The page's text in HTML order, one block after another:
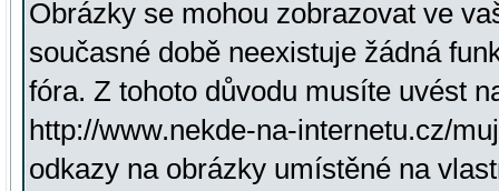
Obrázky se mohou zobrazovat ve
současné době neexistuje žádná
fóra. Z tohoto důvodu musíte uvést
http://www.nekde-na-internetu.cz/
odkazy na obrázky umístěné na